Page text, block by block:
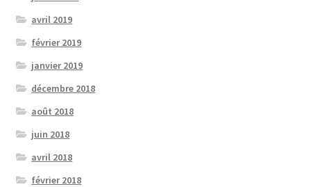
avril 2019
février 2019
janvier 2019
décembre 2018
août 2018
juin 2018
avril 2018
février 2018